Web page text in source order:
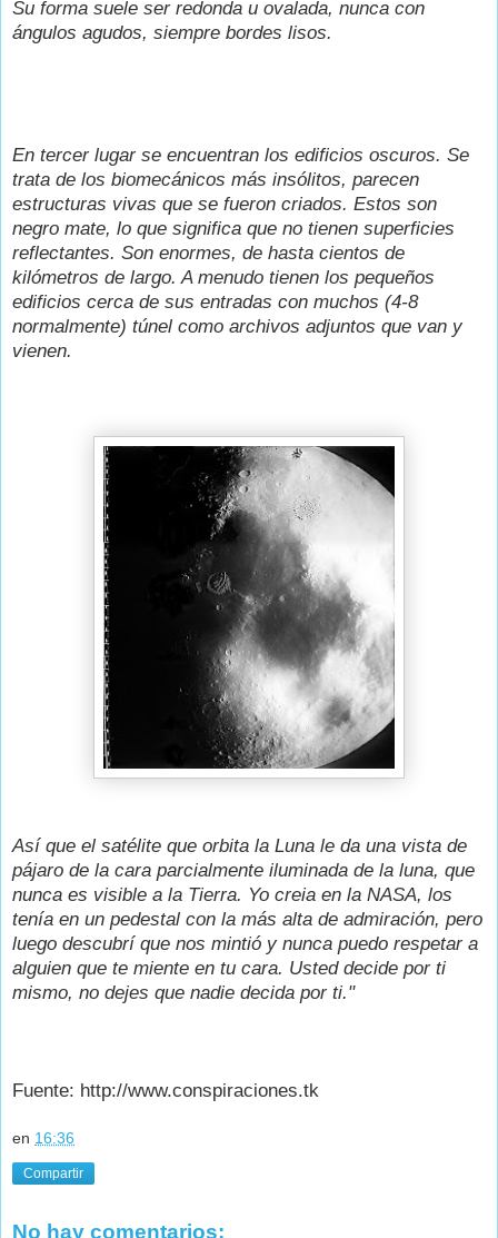
Su forma suele ser redonda u ovalada, nunca con
ángulos agudos, siempre bordes lisos.
En tercer lugar se encuentran los edificios oscuros. Se
trata de los biomecánicos más insólitos, parecen
estructuras vivas que se fueron criados. Estos son
negro mate, lo que significa que no tienen superficies
reflectantes. Son enormes, de hasta cientos de
kilómetros de largo. A menudo tienen los pequeños
edificios cerca de sus entradas con muchos (4-8
normalmente) túnel como archivos adjuntos que van y
vienen.
Así que el satélite que orbita la Luna le da una vista de
pájaro de la cara parcialmente iluminada de la luna, que
nunca es visible a la Tierra. Yo creia en la NASA, los
tenía en un pedestal con la más alta de admiración, pero
luego descubrí que nos mintió y nunca puedo respetar a
alguien que te miente en tu cara. Usted decide por ti
mismo, no dejes que nadie decida por ti."
Fuente: http://www.conspiraciones.tk
en 16:36
Compartir
No hay comentarios: